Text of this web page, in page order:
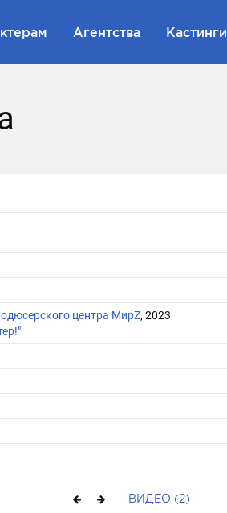
Агентства Кастинги
центра МирZ, 2023
ВИДЕО (2)